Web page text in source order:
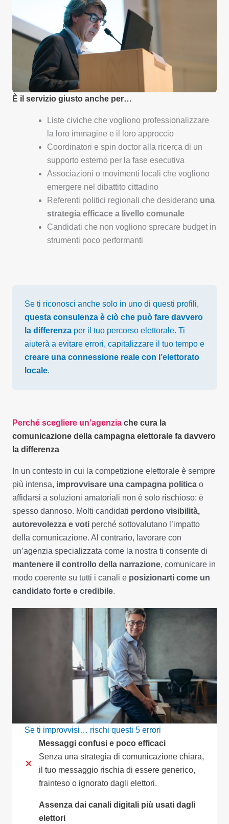
È il servizio giusto anche per…
Liste civiche che vogliono professionalizzare
la loro immagine e il loro approccio
Coordinatori e spin doctor alla ricerca di un
supporto esterno per la fase esecutiva
Associazioni o movimenti locali che vogliono
emergere nel dibattito cittadino
Referenti politici regionali che desiderano una
strategia efficace a livello comunale
Candidati che non vogliono sprecare budget in
strumenti poco performanti
Se ti riconosci anche solo in uno di questi profili,
questa consulenza è ciò che può fare davvero
la differenza per il tuo percorso elettorale. Ti
aiuterà a evitare errori, capitalizzare il tuo tempo e
creare una connessione reale con l’elettorato
locale.
Perché scegliere un’agenzia che cura la
comunicazione della campagna elettorale fa davvero
la differenza
In un contesto in cui la competizione elettorale è sempre
più intensa, improvvisare una campagna politica o
affidarsi a soluzioni amatoriali non è solo rischioso: è
spesso dannoso. Molti candidati perdono visibilità,
autorevolezza e voti perché sottovalutano l’impatto
della comunicazione. Al contrario, lavorare con
un’agenzia specializzata come la nostra ti consente di
mantenere il controllo della narrazione, comunicare in
modo coerente su tutti i canali e posizionarti come un
candidato forte e credibile.
Se ti improvvisi… rischi questi 5 errori
Messaggi confusi e poco efficaci
Senza una strategia di comunicazione chiara,
il tuo messaggio rischia di essere generico,
frainteso o ignorato dagli elettori.
Assenza dai canali digitali più usati dagli
elettori